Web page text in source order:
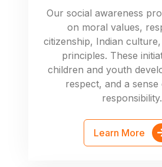
Our social awareness
on moral values,
citizenship, Indian
principles. These
children and youth
respect, and a sense
responsibility.
Learn More